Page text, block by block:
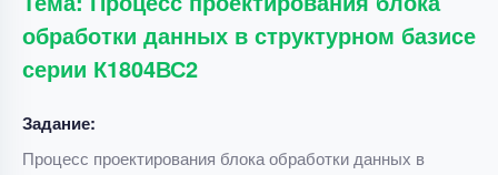
обработки данных в структурном базисе
серии К1804ВС2
Задание:
Процесс проектирования блока обработки данных в